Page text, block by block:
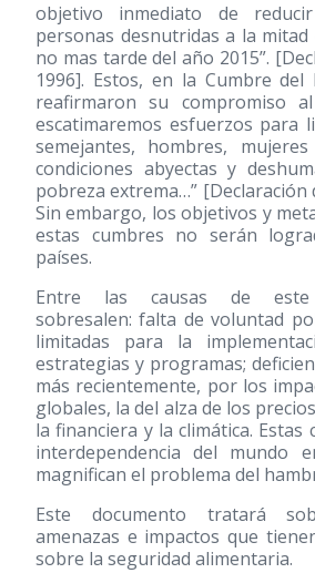
objetivo inmediato de
personas desnutridas a la mitad
no mas tarde del año 2015”.
1996]. Estos, en la Cumbre del
reafirmaron su compromiso
escatimaremos esfuerzos para
semejantes, hombres,
condiciones abyectas y
pobreza extrema…” [Declaración
Sin embargo, los objetivos y
estas cumbres no serán
países.
Entre las causas de este
sobresalen: falta de voluntad
limitadas para la
estrategias y programas;
más recientemente, por los
globales, la del alza de los
la financiera y la climática. Estas
interdependencia del mundo
magnifican el problema del
Este documento tratará
amenazas e impactos que
sobre la seguridad alimentaria.